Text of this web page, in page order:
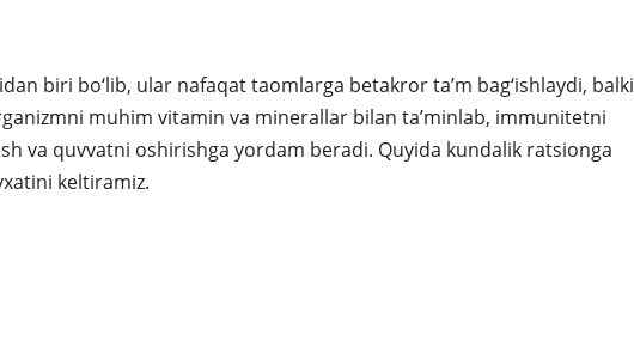
biri bo‘lib, ular nafaqat taomlarga betakror ta’m bag‘ishlaydi, balki
muhim vitamin va minerallar bilan ta’minlab, immunitetni
va quvvatni oshirishga yordam beradi. Quyida kundalik ratsionga
keltiramiz.